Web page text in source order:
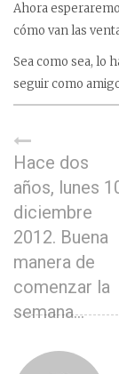
Ahora
cómo van las
Sea como sea, lo
seguir como
Hace dos
años, lunes
diciembre
2012. Buena
manera de
comenzar la
semana…